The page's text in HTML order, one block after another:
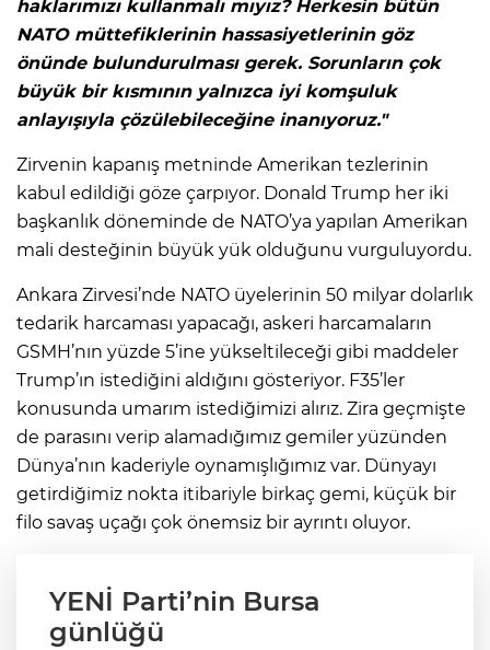
haklarımızı kullanmalı mıyız? Herkesin bütün
NATO müttefiklerinin hassasiyetlerinin göz
önünde bulundurulması gerek. Sorunların çok
büyük bir kısmının yalnızca iyi komşuluk
anlayışıyla çözülebileceğine inanıyoruz."
Zirvenin kapanış metninde Amerikan tezlerinin
kabul edildiği göze çarpıyor. Donald Trump her iki
başkanlık döneminde de NATO’ya yapılan Amerikan
mali desteğinin büyük yük olduğunu vurguluyordu.
Ankara Zirvesi’nde NATO üyelerinin 50 milyar dolarlık
tedarik harcaması yapacağı, askeri harcamaların
GSMH’nın yüzde 5’ine yükseltileceği gibi maddeler
Trump’ın istediğini aldığını gösteriyor. F35’ler
konusunda umarım istediğimizi alırız. Zira geçmişte
de parasını verip alamadığımız gemiler yüzünden
Dünya’nın kaderiyle oynamışlığımız var. Dünyayı
getirdiğimiz nokta itibariyle birkaç gemi, küçük bir
filo savaş uçağı çok önemsiz bir ayrıntı oluyor.
YENİ Parti’nin Bursa
günlüğü